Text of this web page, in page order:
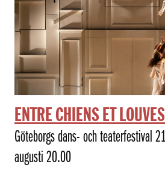
ENTRE CHIENS ET LOUVES
Göteborgs dans- och teaterfestival
augusti 20.00